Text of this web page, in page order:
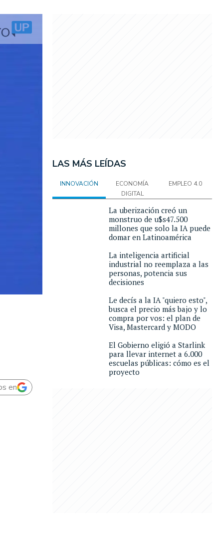
en
LAS MÁS LEÍDAS
INNOVACIÓN
ECONOMÍA
DIGITAL
EMPLEO 4.0
La uberización creó un
monstruo de u$s47.500
millones que solo la IA puede
domar en Latinoamérica
La inteligencia artificial
industrial no reemplaza a las
personas, potencia sus
decisiones
Le decís a la IA "quiero esto",
busca el precio más bajo y lo
compra por vos: el plan de
Visa, Mastercard y MODO
El Gobierno eligió a Starlink
para llevar internet a 6.000
escuelas públicas: cómo es el
proyecto